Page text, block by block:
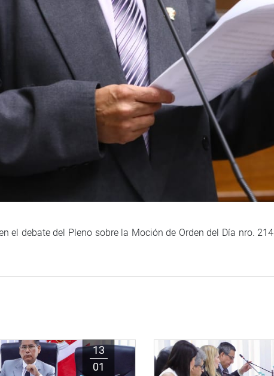
el debate del Pleno sobre la Moción de Orden del Día nro.
13
01